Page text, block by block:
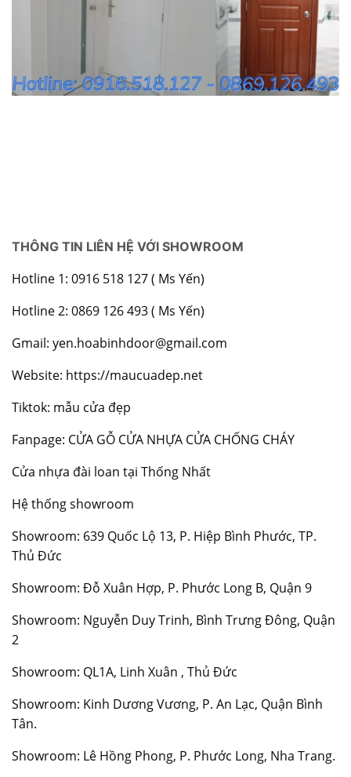
THÔNG TIN LIÊN HỆ VỚI SHOWROOM
Hotline 1: 0916 518 127 ( Ms Yến)
Hotline 2: 0869 126 493 ( Ms Yến)
Gmail: yen.hoabinhdoor@gmail.com
Website: https://maucuadep.net
Tiktok: mẫu cửa đẹp
Fanpage: CỬA GỖ CỬA NHỰA CỬA CHỐNG CHÁY
Cửa nhựa đài loan tại Thống Nhất
Hệ thống showroom
Showroom: 639 Quốc Lộ 13, P. Hiệp Bình Phước, TP.
Thủ Đức
Showroom: Đỗ Xuân Hợp, P. Phước Long B, Quận 9
Showroom: Nguyễn Duy Trinh, Bình Trưng Đông, Quận
2
Showroom: QL1A, Linh Xuân , Thủ Đức
Showroom: Kinh Dương Vương, P. An Lạc, Quận Bình
Tân.
Showroom: Lê Hồng Phong, P. Phước Long, Nha Trang.